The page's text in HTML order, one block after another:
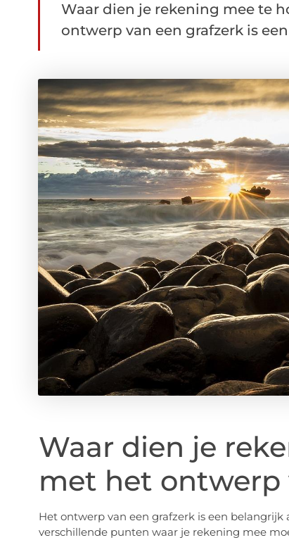
Waar dien je rekening mee te
ontwerp van een grafzerk is een
Waar dien je
met het ontwerp
Het ontwerp van een grafzerk is een
verschillende punten waar je rekening mee